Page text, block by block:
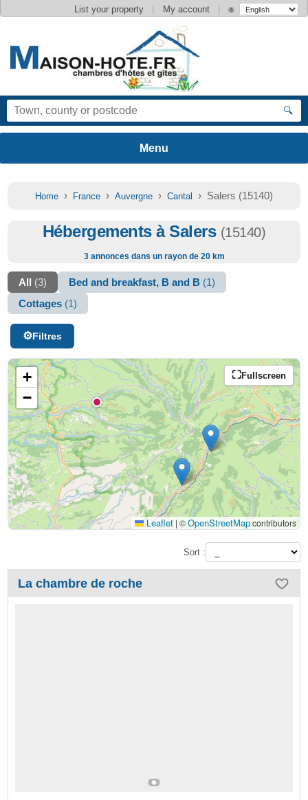
List your property | My account | 🌐
🔍
Home › France › Auvergne › Cantal › Salers (15140)
Hébergements à Salers (15140)
3 annonces dans un rayon de 20 km
All (3) Bed and breakfast, B and B (1)
Cottages (1)
Filtres
Fullscreen
+
−
Leaflet | ©OpenStreetMapcontributors
Sort :
La chambre de roche